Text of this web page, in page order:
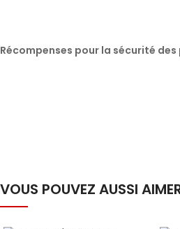
Récompenses pour la sécurité
VOUS POUVEZ AUSSI